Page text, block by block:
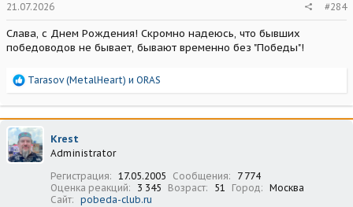
21.07.2026 #284
Слава, с Днем Рождения! Скромно надеюсь, что бывших
победоводов не бывает, бывают временно без "Победы"!
Р
а
к
ц
и
и
Tarasov (MetalHeart) и ORAS
Krest
Administrator
Регистрация
17.05.2005 Сообщения
7 774
Оценка реакций
3 345 Возраст 51 Город
Москва
Сайт
pobeda-club.ru